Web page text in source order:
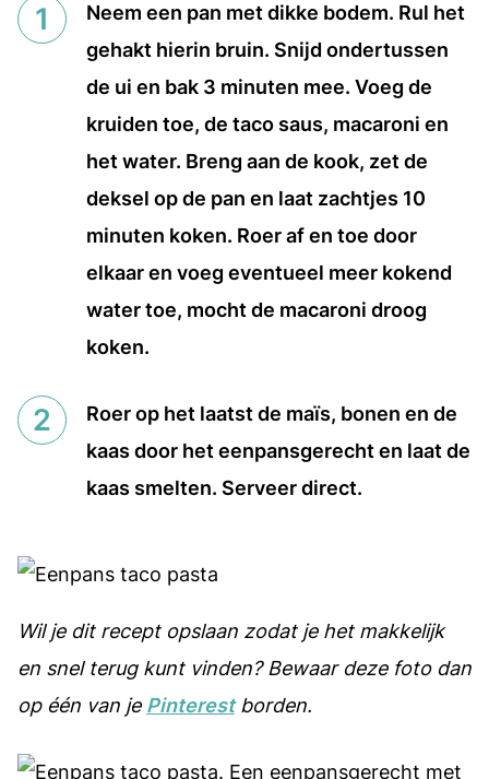
Neem een pan met dikke bodem. Rul het
gehakt hierin bruin. Snijd ondertussen
de ui en bak 3 minuten mee. Voeg de
kruiden toe, de taco saus, macaroni en
het water. Breng aan de kook, zet de
deksel op de pan en laat zachtjes 10
minuten koken. Roer af en toe door
elkaar en voeg eventueel meer kokend
water toe, mocht de macaroni droog
koken.
Roer op het laatst de maïs, bonen en de
kaas door het eenpansgerecht en laat de
kaas smelten. Serveer direct.
Wil je dit recept opslaan zodat je het makkelijk
en snel terug kunt vinden? Bewaar deze foto dan
op één van je Pinterestborden.